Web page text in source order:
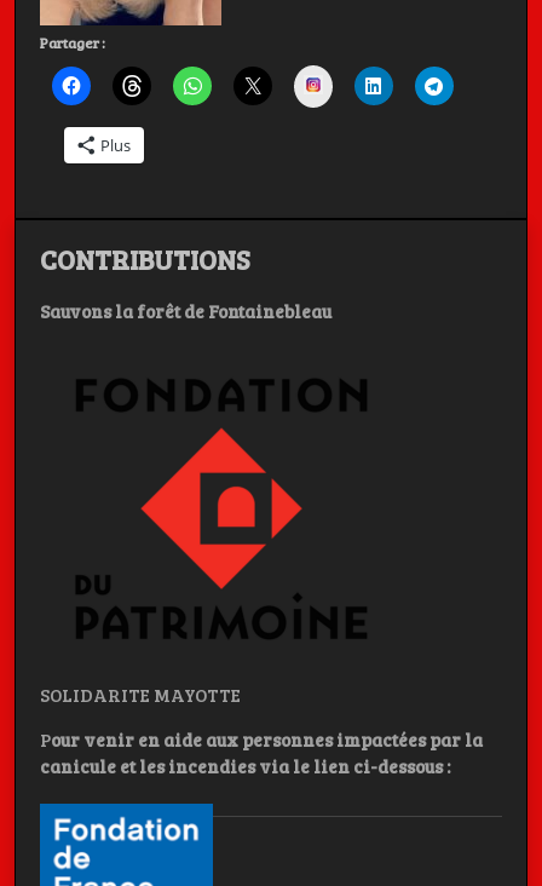
Les Artistes ont la Parole, c'est aussi dans la poche
Partager :
Instagram
Plus
CONTRIBUTIONS
Sauvons la forêt de Fontainebleau
SOLIDARITE MAYOTTE
Pour venir en aide aux personnes impactées par la
canicule et les incendies via le lien ci-dessous :